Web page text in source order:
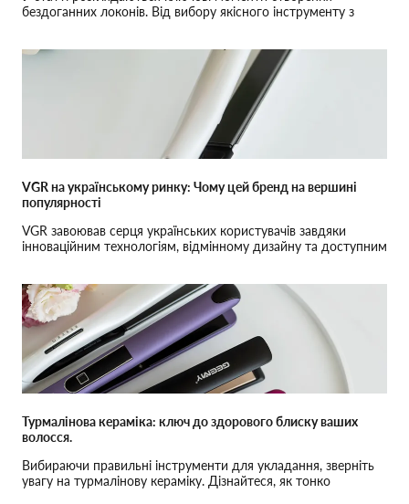
бездоганних локонів. Від вибору якісного інструменту з
результату у створенні кудрів.
VGR на українському ринку: Чому цей бренд на вершині
популярності
VGR завоював серця українських користувачів завдяки
інноваційним технологіям, відмінному дизайну та доступним
Турмалінова кераміка: ключ до здорового блиску ваших
волосся.
Вибираючи правильні інструменти для укладання, зверніть
увагу на турмалінову кераміку. Дізнайтеся, як тонко